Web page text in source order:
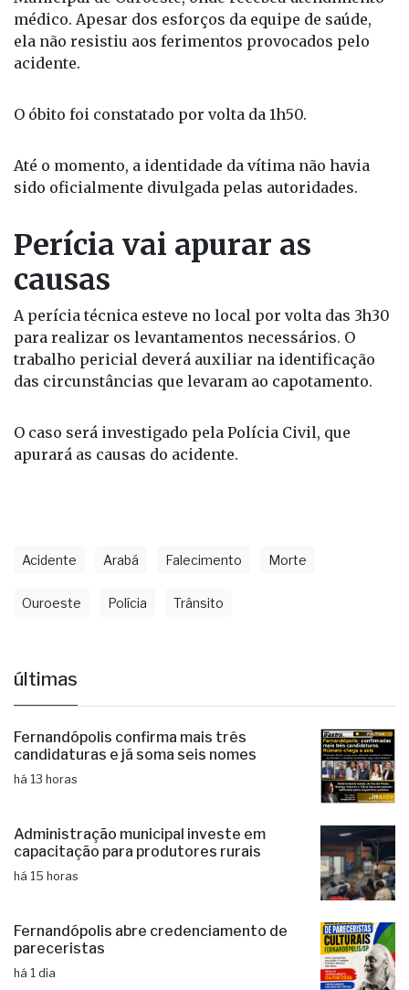
médico. Apesar dos esforços da equipe de saúde,
ela não resistiu aos ferimentos provocados pelo
acidente.
O óbito foi constatado por volta da 1h50.
Até o momento, a identidade da vítima não havia
sido oficialmente divulgada pelas autoridades.
Perícia vai apurar as
causas
A perícia técnica esteve no local por volta das 3h30
para realizar os levantamentos necessários. O
trabalho pericial deverá auxiliar na identificação
das circunstâncias que levaram ao capotamento.
O caso será investigado pela Polícia Civil, que
apurará as causas do acidente.
Acidente Arabá Falecimento Morte
Ouroeste Polícia Trânsito
últimas
Fernandópolis confirma mais três
candidaturas e já soma seis nomes
há 13 horas
Administração municipal investe em
capacitação para produtores rurais
há 15 horas
Fernandópolis abre credenciamento de
pareceristas
há 1 dia